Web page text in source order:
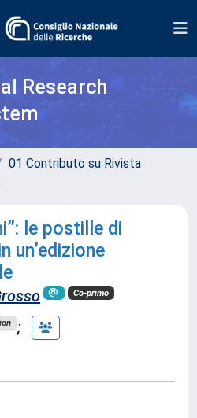
Research
01 Contributo su Rivista
le postille di
un’edizione
Co-primo
;